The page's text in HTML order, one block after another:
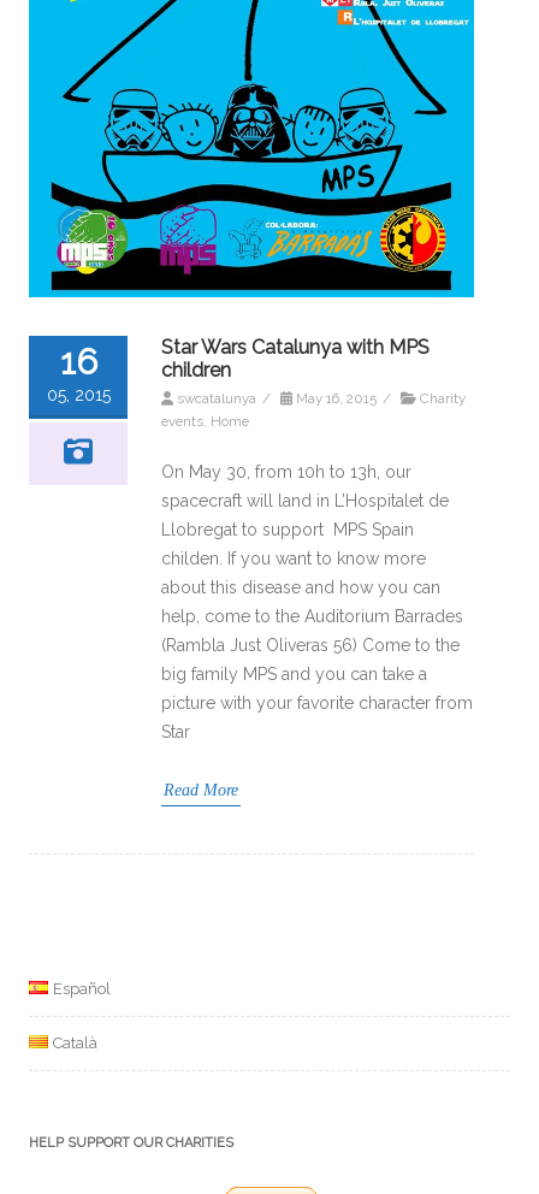
16
05, 2015
Star Wars Catalunya with MPS
children
swcatalunya / May 16, 2015 /
Charity
events, Home
On May 30, from 10h to 13h, our
spacecraft will land in L’Hospitalet de
Llobregat to support MPS Spain
childen. If you want to know more
about this disease and how you can
help, come to the Auditorium Barrades
(Rambla Just Oliveras 56) Come to the
big family MPS and you can take a
picture with your favorite character from
Star
Read More
Español
Català
HELP SUPPORT OUR CHARITIES